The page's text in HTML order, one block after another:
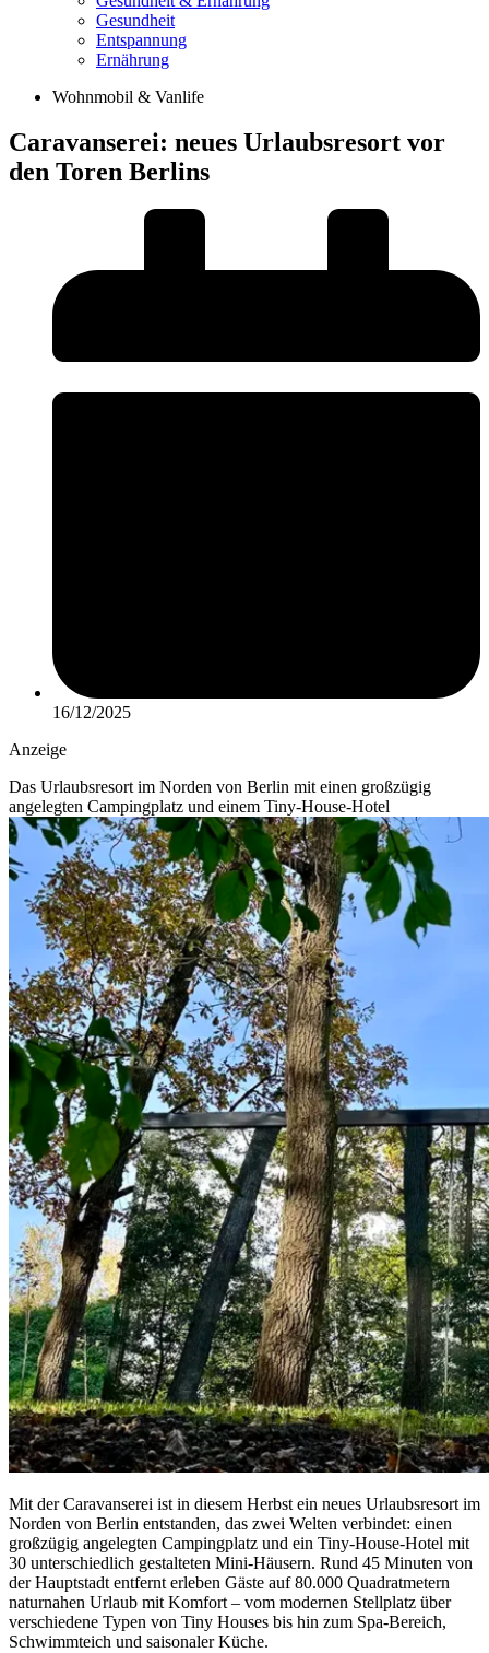
Gesundheit
Entspannung
Ernährung
Wohnmobil & Vanlife
Caravanserei: neues Urlaubsresort vor
den Toren Berlins
16/12/2025
Anzeige
Das Urlaubsresort im Norden von Berlin mit einen großzügig
angelegten Campingplatz und einem Tiny-House-Hotel
Mit der Caravanserei ist in diesem Herbst ein neues Urlaubsresort im
Norden von Berlin entstanden, das zwei Welten verbindet: einen
großzügig angelegten Campingplatz und ein Tiny-House-Hotel mit
30 unterschiedlich gestalteten Mini-Häusern. Rund 45 Minuten von
der Hauptstadt entfernt erleben Gäste auf 80.000 Quadratmetern
naturnahen Urlaub mit Komfort – vom modernen Stellplatz über
verschiedene Typen von Tiny Houses bis hin zum Spa-Bereich,
Schwimmteich und saisonaler Küche.